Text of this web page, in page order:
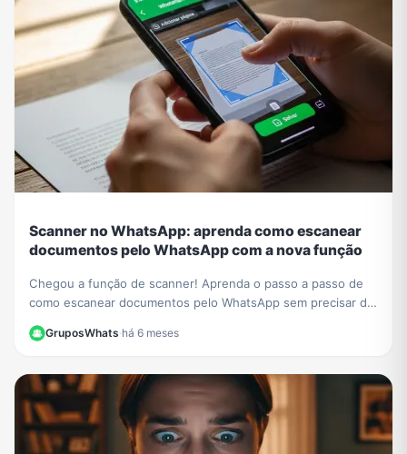
Scanner no WhatsApp: aprenda como escanear
documentos pelo WhatsApp com a nova função
Chegou a função de scanner! Aprenda o passo a passo de
como escanear documentos pelo WhatsApp sem precisar de
GruposWhats·há 6 meses